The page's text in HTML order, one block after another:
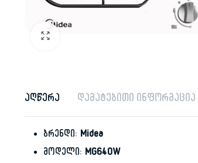
აღწერა დამატებითი ინფორმაცია
ბრენდი: Midea
მოდელი: MG640W